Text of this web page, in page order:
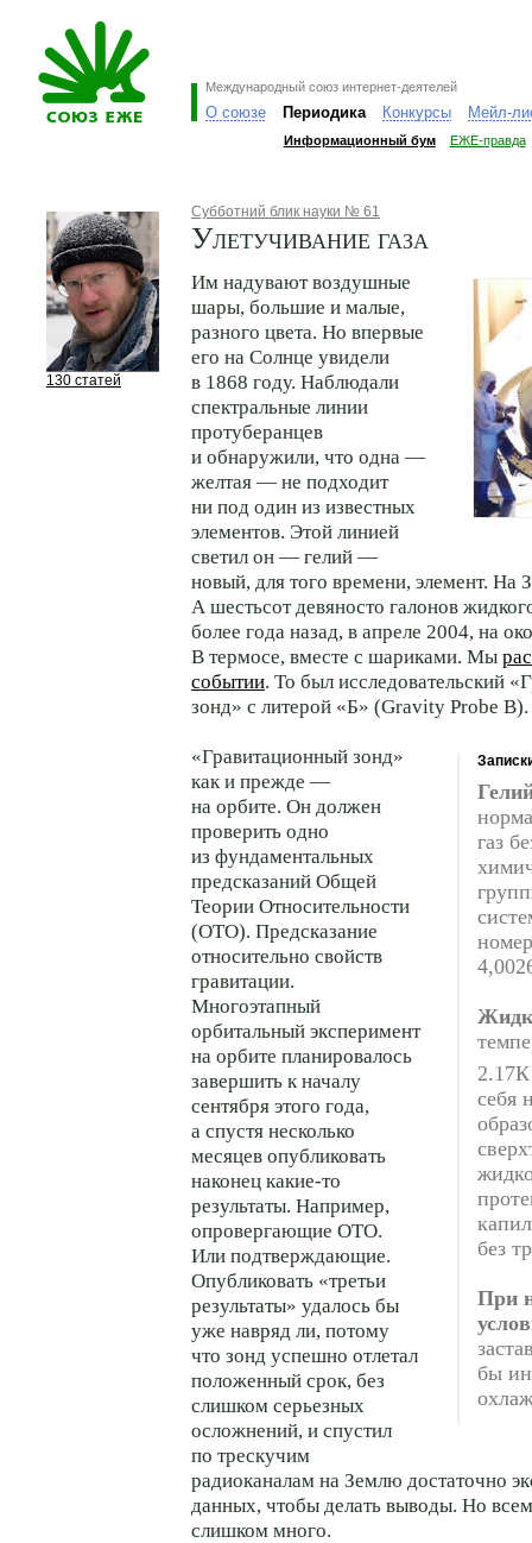
Международный союз интернет-деятелей
О союзе Периодика Конкурсы Мейл-
Информационный бум ЕЖЕ-правда
130 статей
Субботний блик науки № 61
Улетучивание газа
Им надувают воздушные
шары, большие и малые,
разного цвета. Но впервые
его на Солнце увидели
в 1868 году. Наблюдали
спектральные линии
протуберанцев
и обнаружили, что одна —
желтая — не подходит
ни под один из известных
элементов. Этой линией
светил он — гелий —
новый, для того времени, элемент. На
А шестьсот девяносто галонов
более года назад, в апреле 2004, на
В термосе, вместе с шариками. Мы
событии. То был исследовательский
зонд» с литерой «Б» (Gravity Probe B).
газ
себя
без
При
бы
«Гравитационный зонд»
как и прежде —
на орбите. Он должен
проверить одно
из фундаментальных
предсказаний Общей
Теории Относительности
(ОТО). Предсказание
относительно свойств
гравитации.
Многоэтапный
орбитальный эксперимент
на орбите планировалось
завершить к началу
сентября этого года,
а спустя несколько
месяцев опубликовать
наконец какие-то
результаты. Например,
опровергающие ОТО.
Или подтверждающие.
Опубликовать «третьи
результаты» удалось бы
уже навряд ли, потому
что зонд успешно отлетал
положенный срок, без
слишком серьезных
осложнений, и спустил
по трескучим
радиоканалам на Землю достаточно
данных, чтобы делать выводы. Но
слишком много.